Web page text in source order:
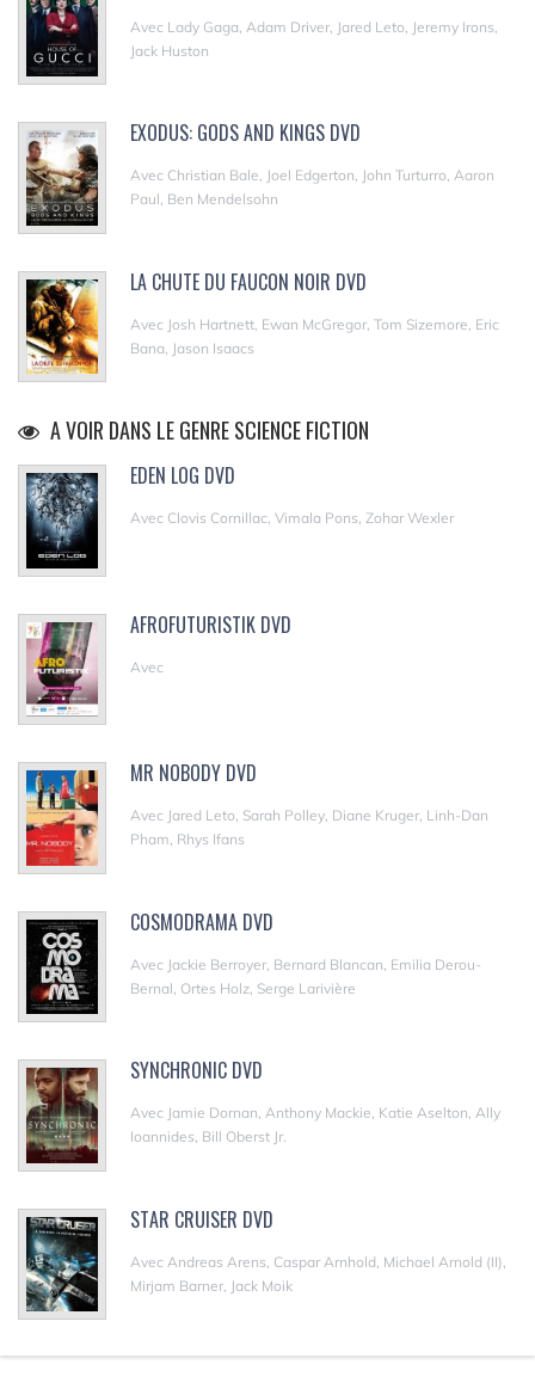
Avec Lady Gaga, Adam Driver, Jared Leto, Jeremy Irons,
Jack Huston
EXODUS: GODS AND KINGS DVD
Avec Christian Bale, Joel Edgerton, John Turturro, Aaron
Paul, Ben Mendelsohn
LA CHUTE DU FAUCON NOIR DVD
Avec Josh Hartnett, Ewan McGregor, Tom Sizemore, Eric
Bana, Jason Isaacs
A VOIR DANS LE GENRE SCIENCE FICTION
EDEN LOG DVD
Avec Clovis Cornillac, Vimala Pons, Zohar Wexler
AFROFUTURISTIK DVD
Avec
MR NOBODY DVD
Avec Jared Leto, Sarah Polley, Diane Kruger, Linh-Dan
Pham, Rhys Ifans
COSMODRAMA DVD
Avec Jackie Berroyer, Bernard Blancan, Emilia Derou-
Bernal, Ortes Holz, Serge Larivière
SYNCHRONIC DVD
Avec Jamie Dornan, Anthony Mackie, Katie Aselton, Ally
Ioannides, Bill Oberst Jr.
STAR CRUISER DVD
Avec Andreas Arens, Caspar Arnhold, Michael Arnold (II),
Mirjam Barner, Jack Moik